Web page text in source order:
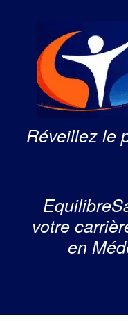
Réveillez le
votre
en